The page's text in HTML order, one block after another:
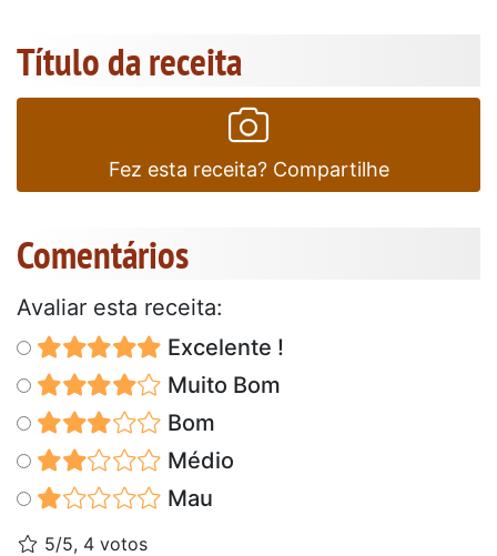
Título da receita
Fez esta receita? Compartilhe
Comentários
Avaliar esta receita:
Excelente !
Muito Bom
Bom
Médio
Mau
5/5, 4 votos